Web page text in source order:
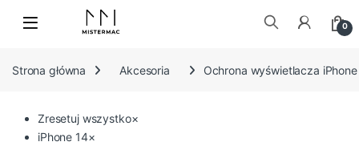
Skip to navigation
0
Strona główna
Akcesoria Ochrona wyświetlacza iPhone
Zresetuj wszystko×
iPhone 14×